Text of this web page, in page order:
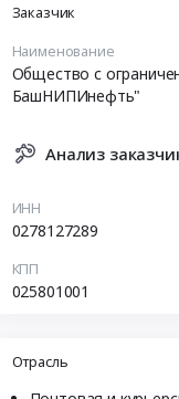
Заказчик
Наименование
Общество с
БашНИПИнефть"
Анализ
ИНН
0278127289
КПП
025801001
Отрасль